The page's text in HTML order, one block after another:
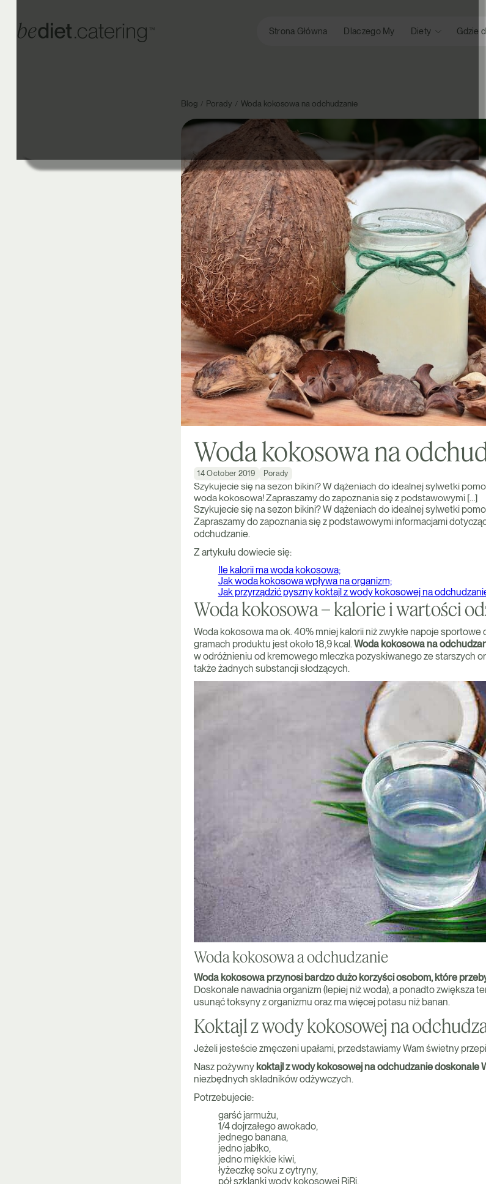
Strona Główna Dlaczego My Diety Gdzie
Blog Porady Woda kokosowa na odchudzanie
Woda kokosowa na
14 October 2019 Porady
Szykujecie się na sezon bikini? W dążeniach do idealnej sylwetki
woda kokosowa! Zapraszamy do zapoznania się z podstawowymi […]
Szykujecie się na sezon bikini? W dążeniach do idealnej sylwetki
Zapraszamy do zapoznania się z podstawowymi informacjami
odchudzanie.
Z artykułu dowiecie się:
Ile kalorii ma woda kokosowa;
Jak woda kokosowa wpływa na organizm;
Jak przyrządzić pyszny koktajl z wody kokosowej na
Woda kokosowa – kalorie i wartości
Woda kokosowa ma ok. 40% mniej kalorii niż zwykłe napoje
gramach produktu jest około 18,9 kcal.Woda kokosowa na
w odróżnieniu od kremowego mleczka pozyskiwanego ze starszych
także żadnych substancji słodzących.
Woda kokosowa a odchudzanie
Woda kokosowa przynosi bardzo dużo korzyści osobom, które
Doskonale nawadnia organizm (lepiej niż woda), a ponadto zwiększa
usunąć toksyny z organizmu oraz ma więcej potasu niż banan.
Koktajl z wody kokosowej na
Jeżeli jesteście zmęczeni upałami, przedstawiamy Wam świetny
Nasz pożywny koktajl z wody kokosowej na odchudzanie doskonale
niezbędnych składników odżywczych.
Potrzebujecie:
garść jarmużu,
1/4 dojrzałego awokado,
jednego banana,
jedno jabłko,
jedno miękkie kiwi,
łyżeczkę soku z cytryny,
pół szklanki wody kokosowej RiRi,